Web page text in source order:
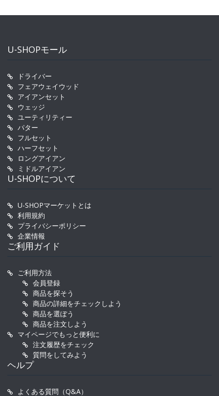
U-SHOPモール
ドライバー
フェアウェイウッド
アイアンセット
ウェッジ
ユーティリティー
パター
フルセット
ハーフセット
ロングアイアン
ミドルアイアン
U-SHOPについて
U-SHOPマーケットとは
利用規約
プライバシーポリシー
企業情報
ご利用ガイド
ご利用方法
会員登録
商品を探そう
商品の詳細をチェックしよう
商品を選ぼう
商品を注文しよう
マイページでもっと便利に
注文履歴をチェック
質問をしてみよう
ヘルプ
よくある質問（Q&A）